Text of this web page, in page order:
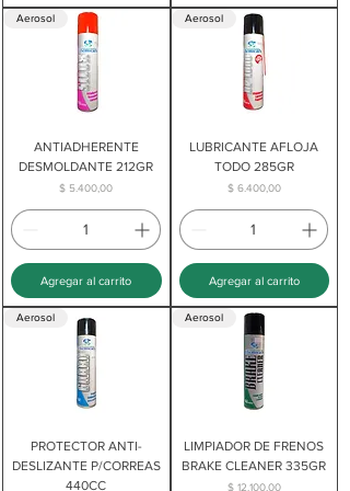
Aerosol
ANTIADHERENTE
DESMOLDANTE 212GR
Precio
$ 5.400,00
Agregar al carrito
Aerosol
LUBRICANTE AFLOJA
TODO 285GR
Precio
$ 6.400,00
Agregar al carrito
Aerosol
PROTECTOR ANTI-
DESLIZANTE P/CORREAS
440CC
Aerosol
LIMPIADOR DE FRENOS
BRAKE CLEANER 335GR
Precio
$ 12.100,00